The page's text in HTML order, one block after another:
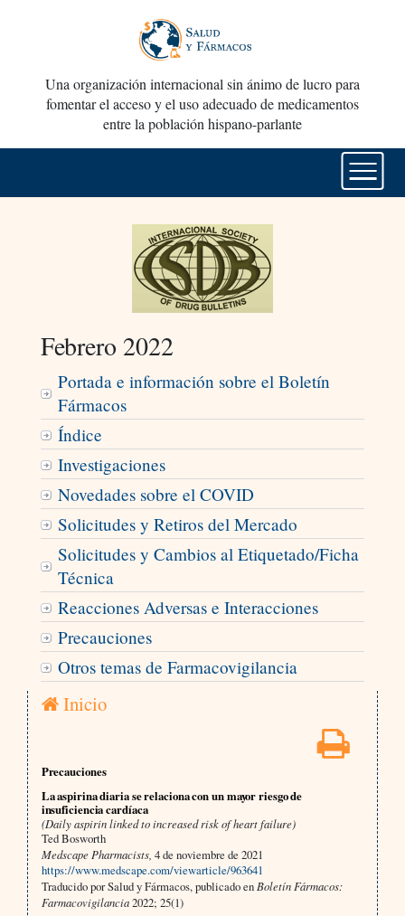
Una organización internacional sin ánimo de lucro para
fomentar el acceso y el uso adecuado de medicamentos
entre la población hispano-parlante
Febrero 2022
Portada e información sobre el Boletín
Fármacos
Índice
Investigaciones
Novedades sobre el COVID
Solicitudes y Retiros del Mercado
Solicitudes y Cambios al Etiquetado/Ficha
Técnica
Reacciones Adversas e Interacciones
Precauciones
Otros temas de Farmacovigilancia
Inicio
Precauciones
La aspirina diaria se relaciona con un mayor riesgo de
insuficiencia cardíaca
(Daily aspirin linked to increased risk of heart failure)
Ted Bosworth
Medscape Pharmacists, 4 de noviembre de 2021
https://www.medscape.com/viewarticle/963641
Traducido por Salud y Fármacos, publicado en Boletín Fármacos:
Farmacovigilancia2022; 25(1)